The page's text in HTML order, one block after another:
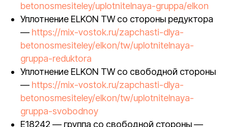
betonosmesiteley/uplotnitelnaya-gruppa/elkon
Уплотнение ELKON TW со стороны редуктора
— https://mix-vostok.ru/zapchasti-dlya-
betonosmesiteley/elkon/tw/uplotnitelnaya-
gruppa-reduktora
Уплотнение ELKON TW со свободной стороны
— https://mix-vostok.ru/zapchasti-dlya-
betonosmesiteley/elkon/tw/uplotnitelnaya-
gruppa-svobodnoy
E18242 — группа со свободной стороны —